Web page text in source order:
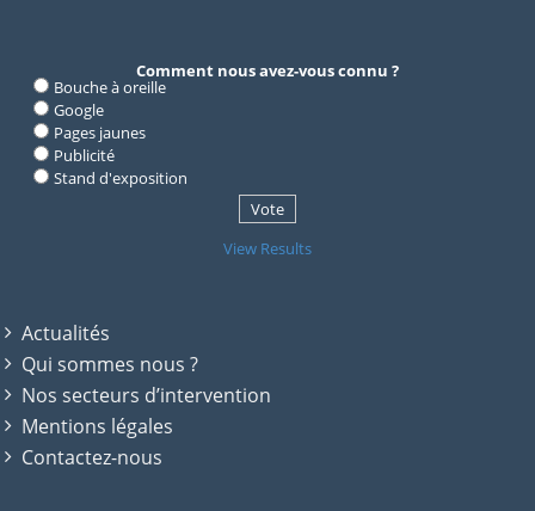
Comment nous avez-vous connu ?
Bouche à oreille
Google
Pages jaunes
Publicité
Stand d'exposition
View Results
Actualités
Qui sommes nous ?
Nos secteurs d’intervention
Mentions légales
Contactez-nous